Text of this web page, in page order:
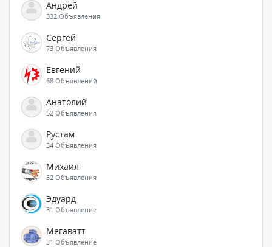
Андрей
332 Объявления
Сергей
73 Объявления
Евгений
68 Объявлений
Анатолий
52 Объявления
Рустам
34 Объявления
Михаил
32 Объявления
Эдуард
31 Объявление
Мегаватт
31 Объявление